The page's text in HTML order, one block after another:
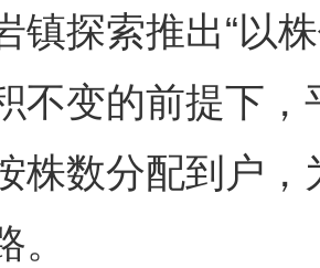
镇探索推出“以
不变的前提下，
株数分配到户